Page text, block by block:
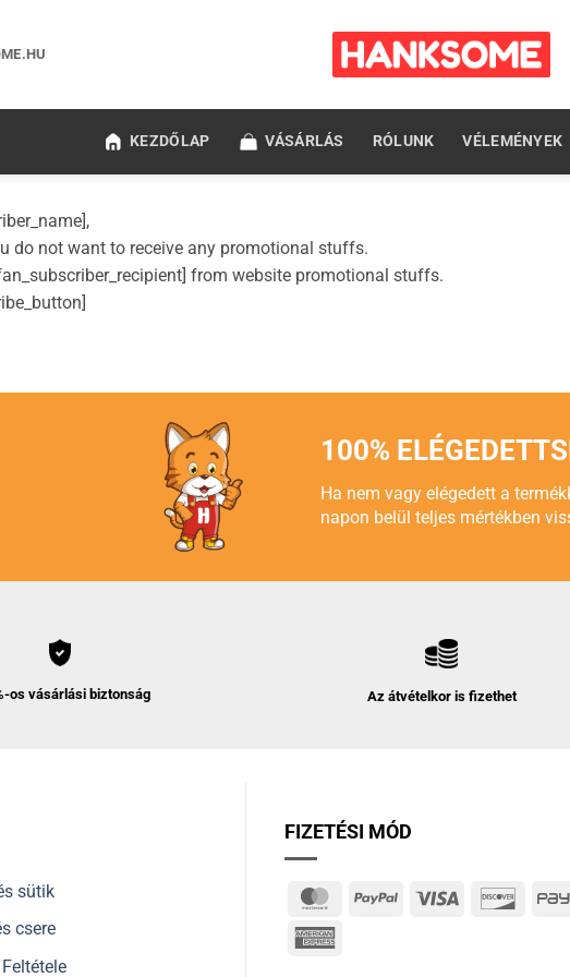
KEZDŐLAP VÁSÁRLÁS RÓLUNK VÉLEMÉNYEK
do not want to receive any promotional stuffs.
from website promotional stuffs.
100%
Ha nem vagy elégedett a
napon belül teljes mértékben
os vásárlási biztonság Az átvételkor is fizethet
sütik
csere
FIZETÉSI MÓD
MasterCardPayPal Visa